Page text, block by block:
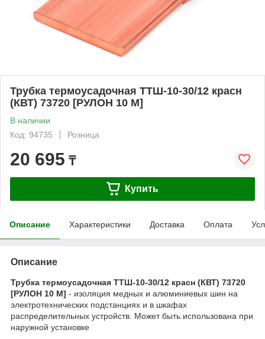
Трубка термоусадочная ТТШ-10-30/12 красн
(КВТ) 73720 [РУЛОН 10 М]
В наличии
Код: 94735
Розница
20 695 ₸
Купить
Описание Характеристики Доставка Оплата
Описание
Трубка термоусадочная ТТШ-10-30/12 красн (КВТ) 73720
[РУЛОН 10 М] - изоляция медных и алюминиевых шин на
электротехнических подстанциях и в шкафах
распределительных устройств. Может быть использована при
наружной установке